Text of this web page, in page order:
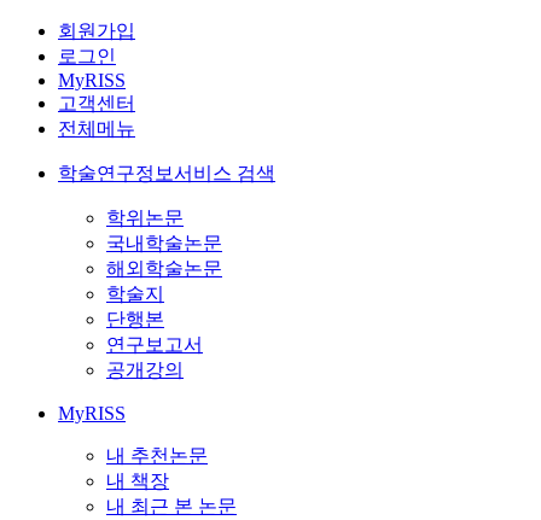
회원가입
로그인
MyRISS
고객센터
전체메뉴
학술연구정보서비스 검색
학위논문
국내학술논문
해외학술논문
학술지
단행본
연구보고서
공개강의
MyRISS
내 추천논문
내 책장
내 최근 본 논문